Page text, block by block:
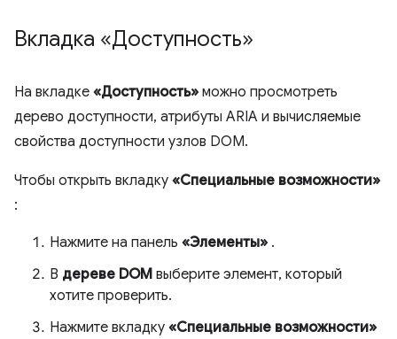
Вкладка «Доступность»
На вкладке «Доступность» можно просмотреть
дерево доступности, атрибуты ARIA и вычисляемые
свойства доступности узлов DOM.
Чтобы открыть вкладку «Специальные возможности»
:
Нажмите на панель «Элементы» .
В дереве DOM выберите элемент, который
хотите проверить.
Нажмите вкладку «Специальные возможности»